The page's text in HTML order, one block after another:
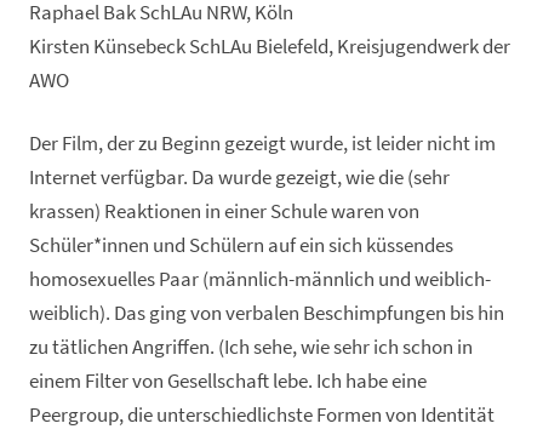
Raphael Bak SchLAu NRW, Köln
Kirsten Künsebeck SchLAu Bielefeld, Kreisjugendwerk der
AWO
Der Film, der zu Beginn gezeigt wurde, ist leider nicht im
Internet verfügbar. Da wurde gezeigt, wie die (sehr
krassen) Reaktionen in einer Schule waren von
Schüler*innen und Schülern auf ein sich küssendes
homosexuelles Paar (männlich-männlich und weiblich-
weiblich). Das ging von verbalen Beschimpfungen bis hin
zu tätlichen Angriffen. (Ich sehe, wie sehr ich schon in
einem Filter von Gesellschaft lebe. Ich habe eine
Peergroup, die unterschiedlichste Formen von Identität